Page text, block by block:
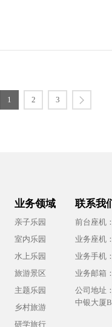
1 2 3
业务领域
亲子乐园
室内乐园
水上乐园
旅游景区
主题乐园
乡村旅游
研学旅行
联系我
前台座机
业务座机
业务手机
业务邮箱
公司地址
中银大厦